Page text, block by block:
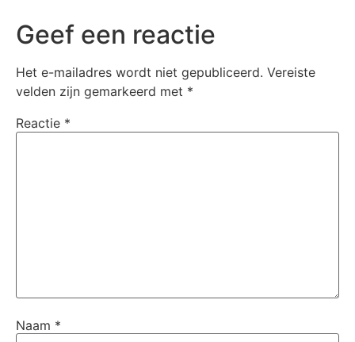
Geef een reactie
Het e-mailadres wordt niet gepubliceerd. Vereiste
velden zijn gemarkeerd met *
Reactie *
Naam *